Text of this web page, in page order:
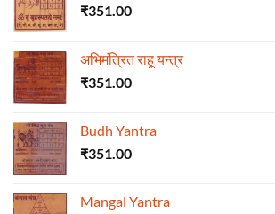
₹351.00
अभिमंत्रित राहू यन्त्र
₹351.00
Budh Yantra
₹351.00
Mangal Yantra